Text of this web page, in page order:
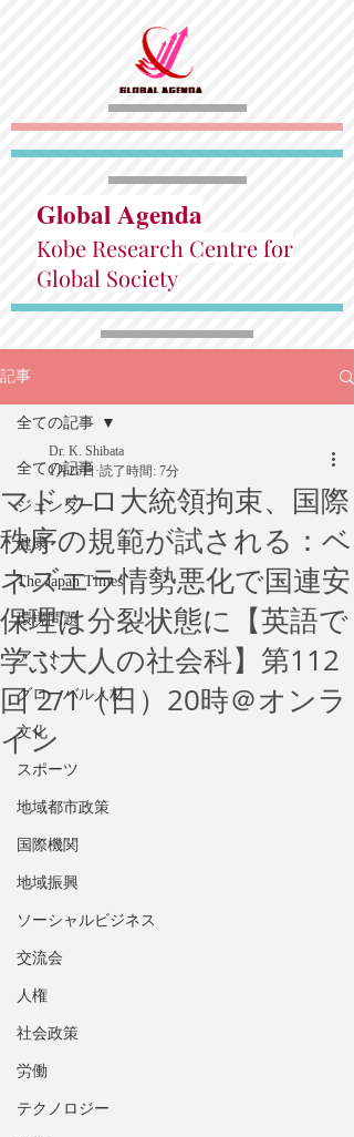
Global Agenda
Kobe Research Centre for
Global Society
記事
全ての記事
ジェンダー
健康
The Japan Times
環境問題
アート
グローバル人材
文化
スポーツ
地域都市政策
国際機関
地域振興
ソーシャルビジネス
交流会
人権
社会政策
労働
テクノロジー
全ての記事
マドゥロ大統領拘束、国際
秩序の規範が試される：ベ
ネズエラ情勢悪化で国連安
保理は分裂状態に【英語で
学ぶ大人の社会科】第112
回 2/1（日）20時＠オンラ
イン
Dr. K. Shibata
1月26日 読了時間: 7分